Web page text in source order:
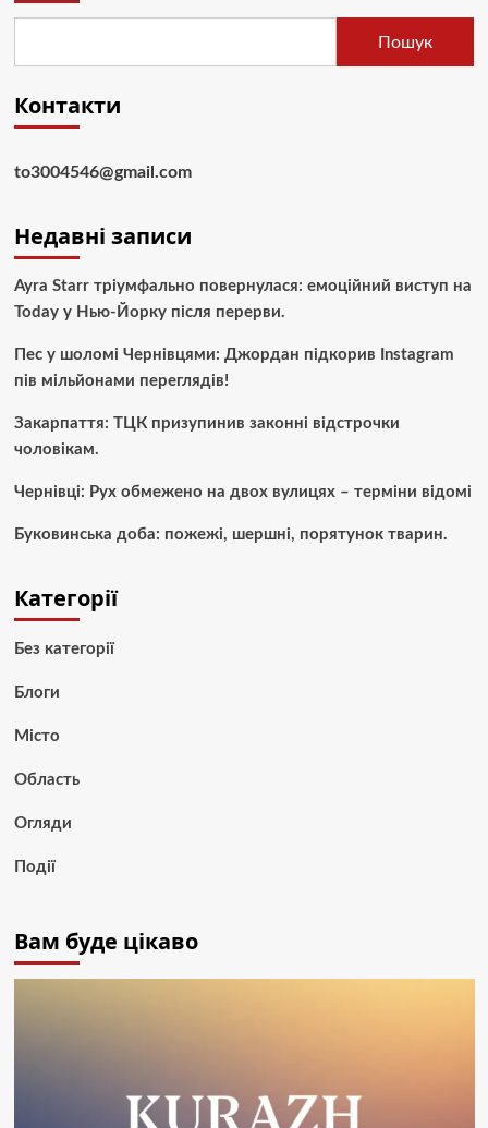
Пошук
Контакти
to3004546@gmail.com
Недавні записи
Ayra Starr тріумфально повернулася: емоційний виступ на
Today у Нью-Йорку після перерви.
Пес у шоломі Чернівцями: Джордан підкорив Instagram
пів мільйонами переглядів!
Закарпаття: ТЦК призупинив законні відстрочки
чоловікам.
Чернівці: Рух обмежено на двох вулицях – терміни відомі
Буковинська доба: пожежі, шершні, порятунок тварин.
Категорії
Без категорії
Блоги
Місто
Область
Огляди
Події
Вам буде цікаво